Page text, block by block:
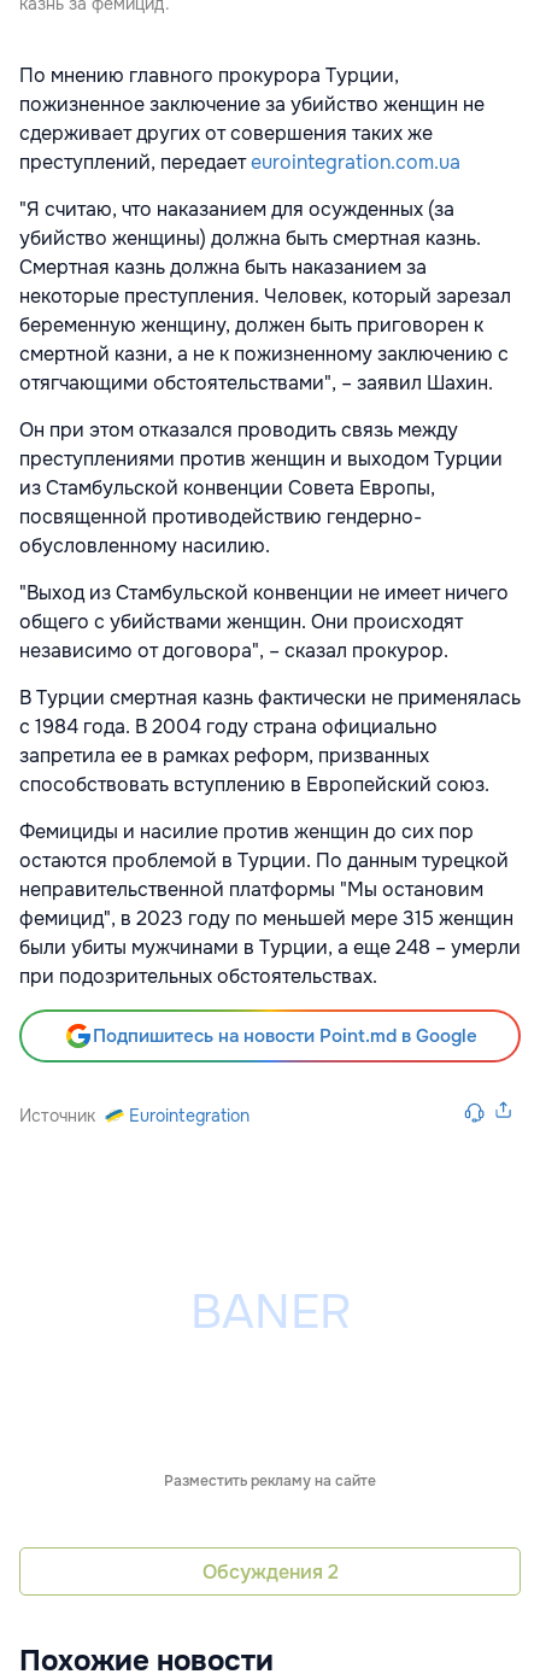
По мнению главного прокурора Турции,
пожизненное заключение за убийство женщин не
сдерживает других от совершения таких же
преступлений, передаетeurointegration.com.ua
"Я считаю, что наказанием для осужденных (за
убийство женщины) должна быть смертная казнь.
Смертная казнь должна быть наказанием за
некоторые преступления. Человек, который зарезал
беременную женщину, должен быть приговорен к
смертной казни, а не к пожизненному заключению с
отягчающими обстоятельствами", – заявил Шахин.
Он при этом отказался проводить связь между
преступлениями против женщин и выходом Турции
из Стамбульской конвенции Совета Европы,
посвященной противодействию гендерно-
обусловленному насилию.
"Выход из Стамбульской конвенции не имеет ничего
общего с убийствами женщин. Они происходят
независимо от договора", – сказал прокурор.
В Турции смертная казнь фактически не применялась
с 1984 года. В 2004 году страна официально
запретила ее в рамках реформ, призванных
способствовать вступлению в Европейский союз.
Фемициды и насилие против женщин до сих пор
остаются проблемой в Турции. По данным турецкой
неправительственной платформы "Мы остановим
фемицид", в 2023 году по меньшей мере 315 женщин
были убиты мужчинами в Турции, а еще 248 – умерли
при подозрительных обстоятельствах.
Подпишитесь на новости Point.md в Google
Источник Eurointegration
Разместить рекламу на сайте
Обсуждения 2
Похожие новости